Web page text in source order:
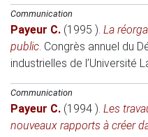
Communication
Payeur C. (1995 ). La
public. Congrès annuel du
industrielles de l’Université
Communication
Payeur C. (1994 ). Les
nouveaux rapports à créer